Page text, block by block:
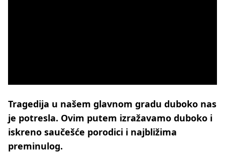
Tragedija u našem glavnom gradu duboko nas
je potresla. Ovim putem izražavamo duboko i
iskreno saučešće porodici i najbližima
preminulog.